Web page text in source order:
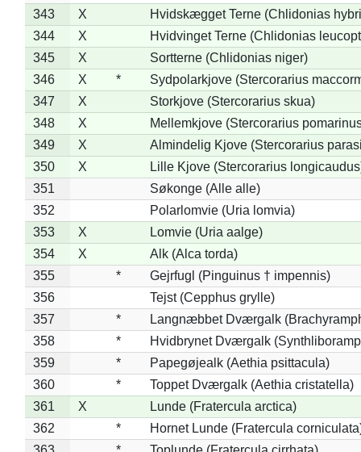
343
X
Hvidskægget Terne (Chlidonias
344
X
Hvidvinget Terne (Chlidonias
345
X
Sortterne (Chlidonias niger)
346
X *
Sydpolarkjove (Stercorarius
347
X
Storkjove (Stercorarius skua)
348
X
Mellemkjove (Stercorarius
349
X
Almindelig Kjove (Stercorarius
350
X
Lille Kjove (Stercorarius
351
Søkonge (Alle alle)
352
Polarlomvie (Uria lomvia)
353
X
Lomvie (Uria aalge)
354
X
Alk (Alca torda)
355
*
Gejrfugl (Pinguinus † impennis)
356
Tejst (Cepphus grylle)
357
*
Langnæbbet Dværgalk
358
*
Hvidbrynet Dværgalk
359
*
Papegøjealk (Aethia psittacula)
360
*
Toppet Dværgalk (Aethia cristatella)
361
X
Lunde (Fratercula arctica)
362
*
Hornet Lunde (Fratercula